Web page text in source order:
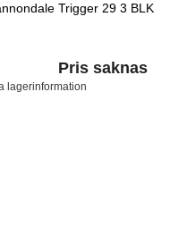
Trigger 29 3 BLK
Pris saknas
lagerinformation